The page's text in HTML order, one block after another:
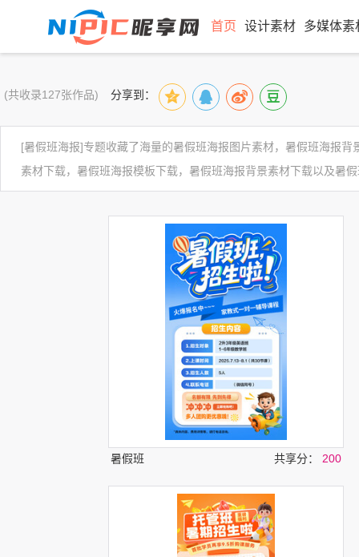
首页 设计素材 多媒体素
(共收录127张作品) 分享到：
[暑假班海报]专题收藏了海量的暑假班海报图片素材，暑假班海报
素材下载，暑假班海报模板下载，暑假班海报背景素材下载以及暑
暑假班 共享分： 200